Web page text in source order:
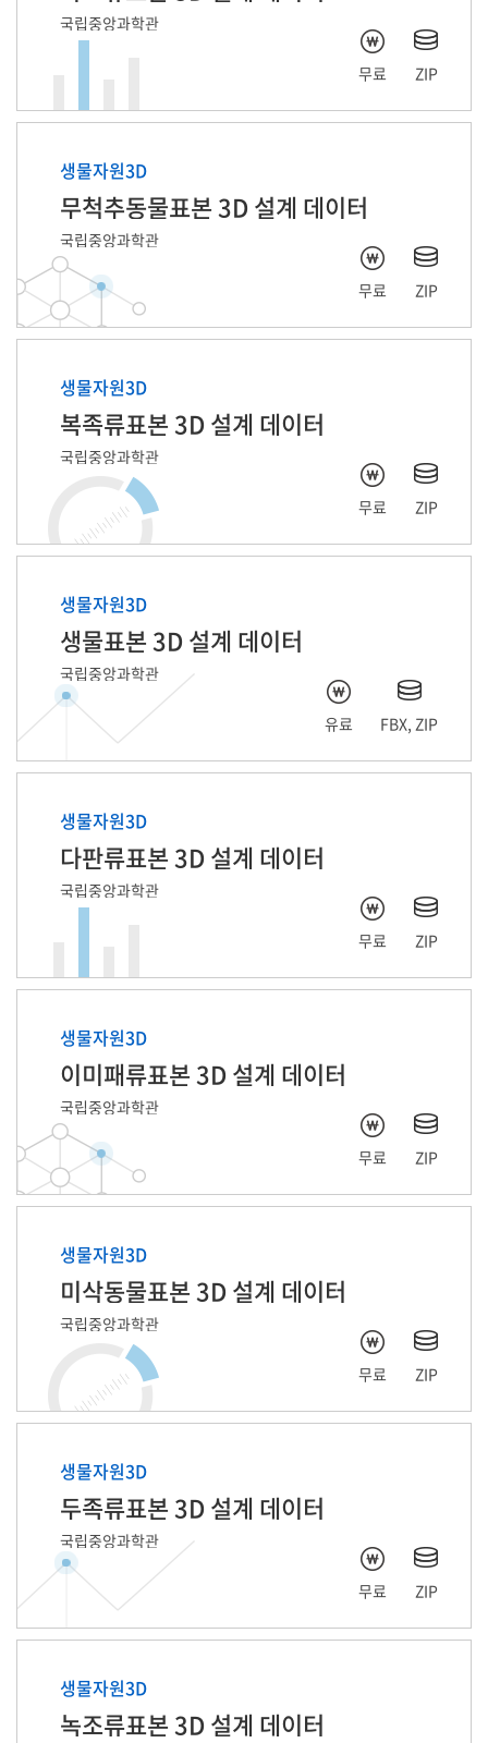
국립중앙과학관
무료 ZIP
생물자원3D
무척추동물표본 3D 설계 데이터
국립중앙과학관
무료 ZIP
생물자원3D
복족류표본 3D 설계 데이터
국립중앙과학관
무료 ZIP
생물자원3D
생물표본 3D 설계 데이터
국립중앙과학관
유료 FBX, ZIP
생물자원3D
다판류표본 3D 설계 데이터
국립중앙과학관
무료 ZIP
생물자원3D
이미패류표본 3D 설계 데이터
국립중앙과학관
무료 ZIP
생물자원3D
미삭동물표본 3D 설계 데이터
국립중앙과학관
무료 ZIP
생물자원3D
두족류표본 3D 설계 데이터
국립중앙과학관
무료 ZIP
생물자원3D
녹조류표본 3D 설계 데이터